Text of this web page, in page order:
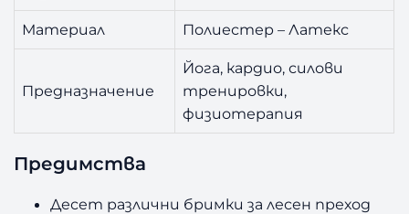
Материал Полиестер – Латекс
Предназначение
Йога, кардио, силови
тренировки,
физиотерапия
Предимства
Десет различни бримки за лесен преход